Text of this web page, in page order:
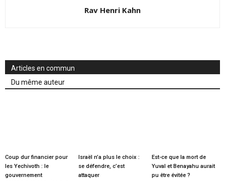
Rav Henri Kahn
Articles en commun
Du même auteur
Coup dur financier pour
les Yechivoth : le
gouvernement
Israël n’a plus le choix :
se défendre, c’est
attaquer
Est-ce que la mort de
Yuval et Benayahu aurait
pu être évitée ?